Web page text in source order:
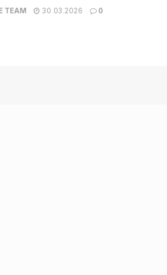
TEAM 30.03.2026 0